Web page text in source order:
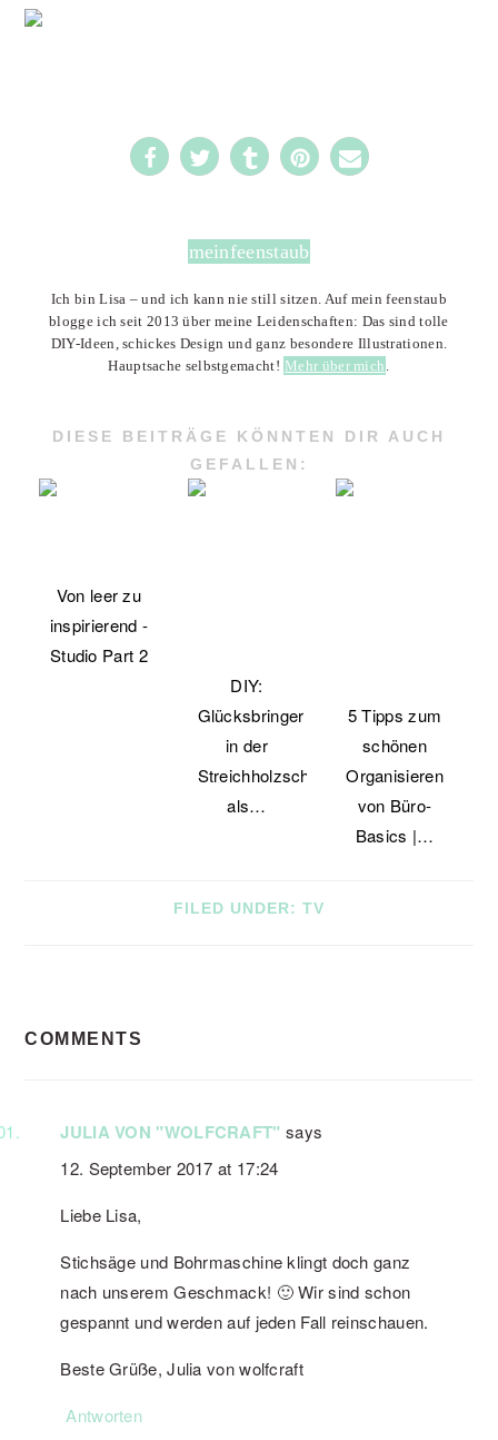
1
meinfeenstaub
Ich bin Lisa – und ich kann nie still sitzen. Auf mein feenstaub
blogge ich seit 2013 über meine Leidenschaften: Das sind tolle
DIY-Ideen, schickes Design und ganz besondere Illustrationen.
Hauptsache selbstgemacht! Mehr über mich .
DIESE BEITRÄGE KÖNNTEN DIR AUCH
GEFALLEN:
Von leer zu
inspirierend -
Studio Part 2
DIY:
Glücksbringer
in der
Streichholzschachtel
als…
5 Tipps zum
schönen
Organisieren
von Büro-
Basics |…
FILED UNDER: TV
INTERACTIONS
COMMENTS
JULIA VON "WOLFCRAFT" says
12. September 2017 at 17:24
Liebe Lisa,
Stichsäge und Bohrmaschine klingt doch ganz
nach unserem Geschmack! 🙂 Wir sind schon
gespannt und werden auf jeden Fall reinschauen.
Beste Grüße, Julia von wolfcraft
Antworten